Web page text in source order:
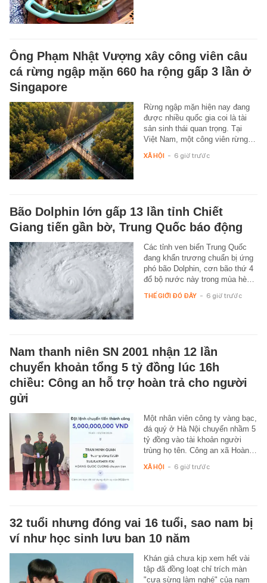
Ông Phạm Nhật Vượng xây công viên câu
cá rừng ngập mặn 660 ha rộng gấp 3 lần ở
Singapore
Rừng ngập mặn hiện nay đang
được nhiều quốc gia coi là tài
sản sinh thái quan trọng. Tại
Việt Nam, một công viên rừng…
XÃ HỘI - 6 giờ trước
Bão Dolphin lớn gấp 13 lần tỉnh Chiết
Giang tiến gần bờ, Trung Quốc báo động
Các tỉnh ven biển Trung Quốc
đang khẩn trương chuẩn bị ứng
phó bão Dolphin, cơn bão thứ 4
đổ bộ nước này trong mùa hè…
THẾ GIỚI ĐÓ ĐÂY - 6 giờ trước
Nam thanh niên SN 2001 nhận 12 lần
chuyển khoản tổng 5 tỷ đồng lúc 16h
chiều: Công an hỗ trợ hoàn trả cho người
gửi
Một nhân viên công ty vàng bạc,
đá quý ở Hà Nội chuyển nhầm 5
tỷ đồng vào tài khoản người
trùng họ tên. Công an xã Hoàn…
XÃ HỘI - 6 giờ trước
32 tuổi nhưng đóng vai 16 tuổi, sao nam bị
ví như học sinh lưu ban 10 năm
Khán giả chưa kịp xem hết vài
tập đã đồng loạt chỉ trích màn
"cưa sừng làm nghé" của nam